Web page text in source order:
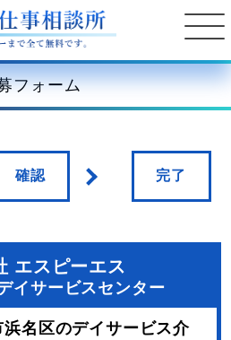
フォーム
確認 完了
エスピーエス
イサービスセンター
浜名区のデイサービス介